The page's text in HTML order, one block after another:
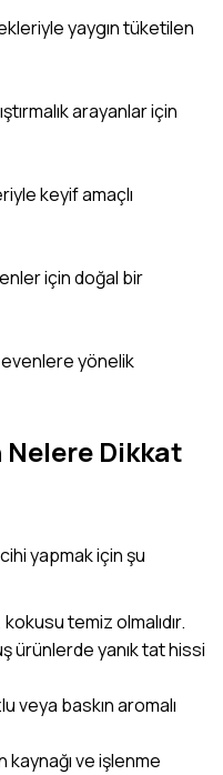
yaygın tüketilen
arayanlar için
keyif amaçlı
için doğal bir
yönelik
Nelere Dikkat
yapmak için şu
temiz olmalıdır.
ürünlerde yanık tat hissi
veya baskın aromalı
kaynağı ve işlenme